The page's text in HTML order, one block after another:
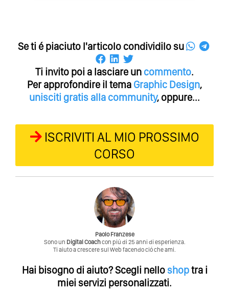
Se ti é piaciuto l'articolo condividilo su
Ti invito poi a lasciare un commento.
Per approfondire il tema Graphic Design,
unisciti gratis alla community, oppure...
ISCRIVITI AL MIO PROSSIMO
CORSO
Paolo Franzese
Sono un Digital Coachcon piú di 25 anni di esperienza.
Ti aiuto a crescere sul Web facendo ció che ami.
Hai bisogno di aiuto?Scegli nello shoptra i
miei servizi personalizzati.